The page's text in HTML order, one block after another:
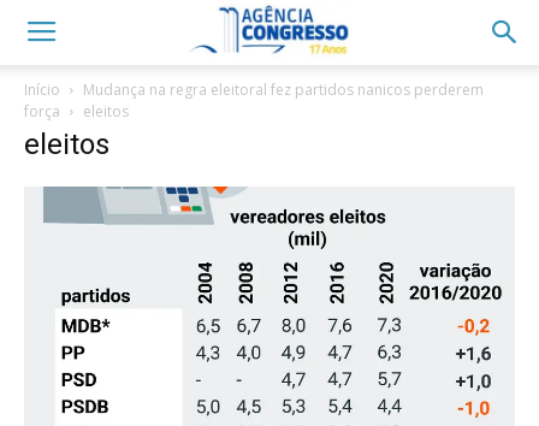
Início
Mudança na regra eleitoral fez partidos nanicos perderem
força
eleitos
eleitos